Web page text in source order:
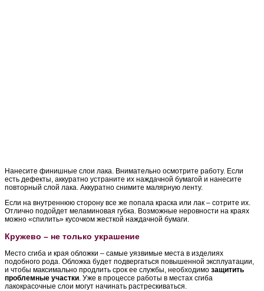
Нанесите финишные слои лака. Внимательно осмотрите работу. Если
есть дефекты, аккуратно устраните их наждачной бумагой и нанесите
повторный слой лака. Аккуратно снимите малярную ленту.
Если на внутреннюю сторону все же попала краска или лак – сотрите их.
Отлично подойдет меламиновая губка. Возможные неровности на краях
можно «спилить» кусочком жесткой наждачной бумаги.
Кружево – не только украшение
Место сгиба и края обложки – самые уязвимые места в изделиях
подобного рода. Обложка будет подвергаться повышенной эксплуатации,
и чтобы максимально продлить срок ее службы, необходимо защитить
проблемные участки . Уже в процессе работы в местах сгиба
лакокрасочные слои могут начинать растрескиваться.